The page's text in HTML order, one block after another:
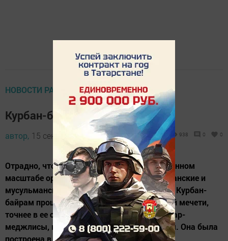
НОВОСТИ РАЙОНА
Курбан-байрам в Зиреклах
автор, 15 сентября 2016 - 05:05 938 0 0
Отрадно, что ежегодно традиционно в районном
масштабе организуются и проходят христианские и
мусульманские праздники. Такой праздник Курбан-
байрам прошел 14 сентября в Зиреклинской мечети,
точнее в ее столовой, где проводятся и ифтар-
меджлисы, встречи и даже бракосочетания. Она была
построена в 2015 году на средства народа.